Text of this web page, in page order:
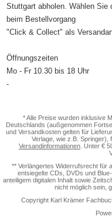
Stuttgart abholen. Wählen Sie
beim Bestellvorgang
"Click & Collect" als
Öffnungszeiten
Mo - Fr 10.30 bis 18 Uhr
-
* Alle Preise wurden inklusive
Deutschlands (außgenommen
und Versandkosten gelten für
Verlage, wie z.B. Springer),
Versandinformationen . Unter €
** Verlängertes Widerrufsrecht für
entsiegelte CDs, DVDs und
anteiligem digitalen Inhalt sowie
nicht möglich sein,
Copyright Karl Krämer